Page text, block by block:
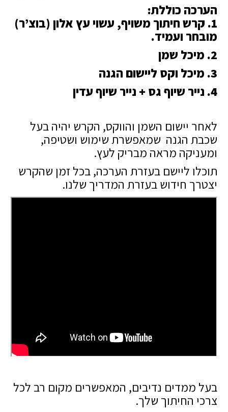
הערכה כוללת:
1. קרש חיתוך משויף, עשוי עץ אלון (בוצ’ר)
מובחר ועמיד.
2. מיכל שמן
3. מיכל וקס ליישום הגנה
4. נייר שיוף גס + נייר שיוף עדין
לאחר יישום השמן והווקס, הקרש יהיה בעל
שכבת הגנה שמאפשרת שימוש ושטיפה,
ומעניקה מראה מבריק לעץ.
תוכלו ליישם בעזרת הערכה, בכל זמן שהקרש
יצטרך חידושבעזרת המדריך שלנו.
בעל ממדים נדיבים, המאפשרים מקום רב לכל
צרכי החיתוך שלך.